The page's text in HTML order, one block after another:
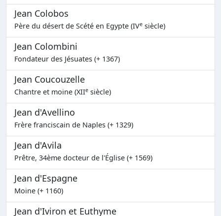
Jean Colobos
Père du désert de Scété en Egypte (IVe siècle)
Jean Colombini
Fondateur des Jésuates (+ 1367)
Jean Coucouzelle
Chantre et moine (XIIe siècle)
Jean d'Avellino
Frère franciscain de Naples (+ 1329)
Jean d'Avila
Prêtre, 34ème docteur de l'Église (+ 1569)
Jean d'Espagne
Moine (+ 1160)
Jean d'Iviron et Euthyme